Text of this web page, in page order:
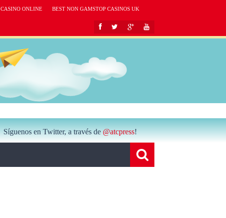
CASINO ONLINE BEST NON GAMSTOP CASINOS UK
Síguenos en Twitter, a través de@atcpress!